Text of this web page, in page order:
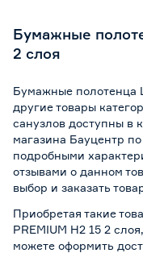
Бумажные
2 слоя
Бумажные полотенца
другие товары
санузлов доступны в
магазина Бауцентр
подробными
отзывами о данном
выбор и заказать
Приобретая такие
PREMIUM H2 15 2
можете оформить